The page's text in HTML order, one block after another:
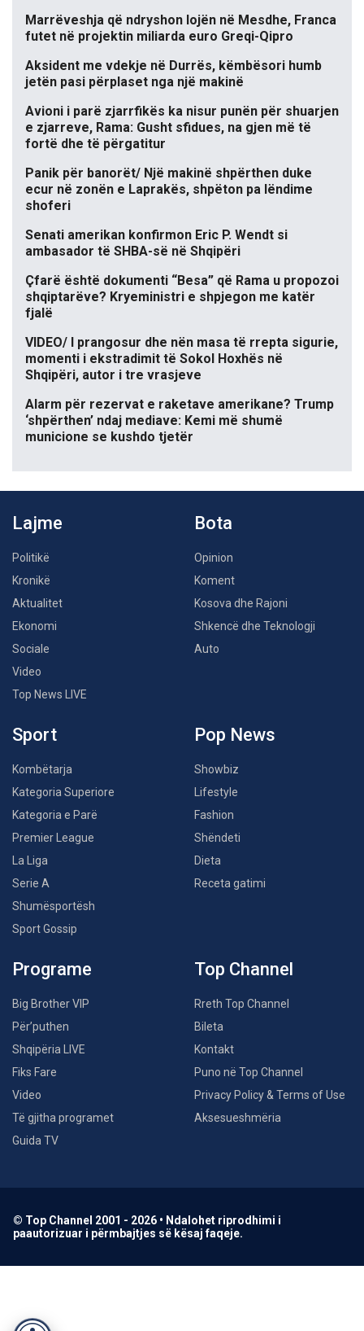
Marrëveshja që ndryshon lojën në Mesdhe, Franca
futet në projektin miliarda euro Greqi-Qipro
Aksident me vdekje në Durrës, këmbësori humb
jetën pasi përplaset nga një makinë
Avioni i parë zjarrfikës ka nisur punën për shuarjen
e zjarreve, Rama: Gusht sfidues, na gjen më të
fortë dhe të përgatitur
Panik për banorët/ Një makinë shpërthen duke
ecur në zonën e Laprakës, shpëton pa lëndime
shoferi
Senati amerikan konfirmon Eric P. Wendt si
ambasador të SHBA-së në Shqipëri
Çfarë është dokumenti “Besa” që Rama u propozoi
shqiptarëve? Kryeministri e shpjegon me katër
fjalë
VIDEO/ I prangosur dhe nën masa të rrepta sigurie,
momenti i ekstradimit të Sokol Hoxhës në
Shqipëri, autor i tre vrasjeve
Alarm për rezervat e raketave amerikane? Trump
‘shpërthen’ ndaj mediave: Kemi më shumë
municione se kushdo tjetër
Lajme
Politikë
Kronikë
Aktualitet
Ekonomi
Sociale
Video
Top News LIVE
Bota
Opinion
Koment
Kosova dhe Rajoni
Shkencë dhe Teknologji
Auto
Sport
Kombëtarja
Kategoria Superiore
Kategoria e Parë
Premier League
La Liga
Serie A
Shumësportësh
Sport Gossip
Pop News
Showbiz
Lifestyle
Fashion
Shëndeti
Dieta
Receta gatimi
Programe
Big Brother VIP
Për’puthen
Shqipëria LIVE
Fiks Fare
Video
Të gjitha programet
Guida TV
Top Channel
Rreth Top Channel
Bileta
Kontakt
Puno në Top Channel
Privacy Policy & Terms of Use
Aksesueshmëria
© Top Channel 2001 - 2026 • Ndalohet riprodhimi i
paautorizuar i përmbajtjes së kësaj faqeje.